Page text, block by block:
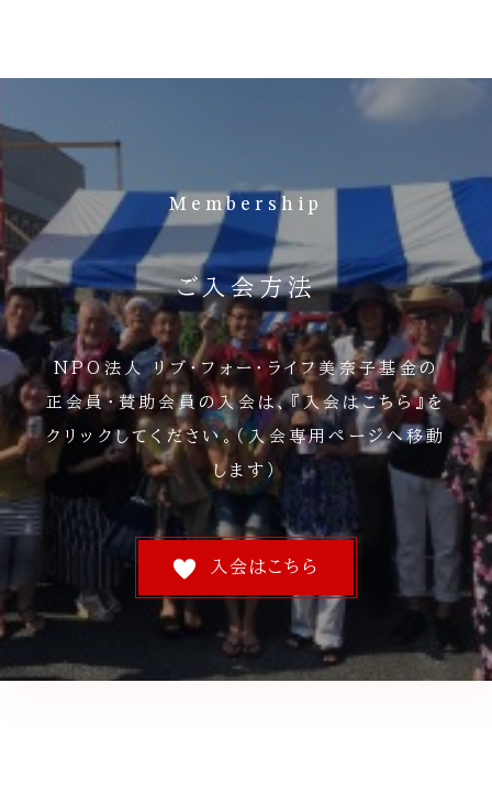
下記の『ご入会方法』の下、『入会はこちら』の赤いボタン
を押してください。
下記の専用ページで入会できない方は
専用ページからの入会は、クレジットカード・銀行振込・コ
ンビニ払いが選択可能ですが、それらがお使いになれな
い場合は、郵便振替での入会申込も可能です。 郵便振替
での入会を希望される方は、お手数ですがリブ・フォー・ラ
イフ事務局までお問い合わせください。
注意事項
専用の入会用紙（郵便振替）で既にリブフォーライフに入
会済みの方は、本ページからは入会申し込みをしないでく
ださい。会費が二重に発生する可能性がございます。
Membership
ご入会方法
NPO法人 リブ・フォー・ライフ美奈子基金の
正会員・賛助会員の入会は、『入会はこちら』を
クリックしてください。（入会専用ページへ移動
します）
入会はこちら